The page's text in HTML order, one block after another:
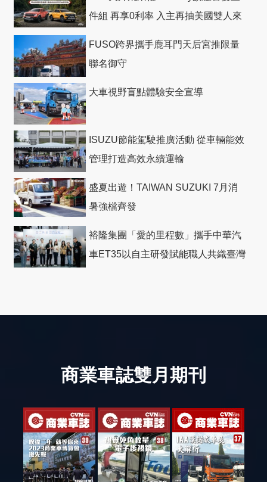
件組 再享0利率 入主再抽美國雙人來
FUSO跨界攜手鹿耳門天后宮推限量
聯名御守
大車視野盲點體驗安全宣導
ISUZU節能駕駛推廣活動 從車輛能效
管理打造高效永續運輸
盛夏出遊！TAIWAN SUZUKI 7月消
暑強檔齊發
裕隆集團「愛的里程數」攜手中華汽
車ET35以自主研發賦能職人共織臺灣
商業車誌雙月期刊